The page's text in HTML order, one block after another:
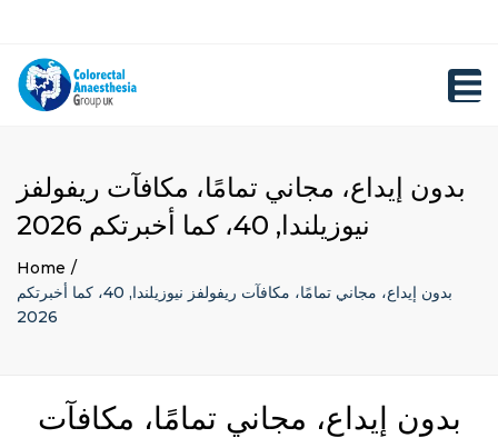
بدون إيداع، مجاني تمامًا، مكافآت ريفولفز
نيوزيلندا, 40، كما أخبرتكم 2026
Home
بدون إيداع، مجاني تمامًا، مكافآت ريفولفز نيوزيلندا, 40، كما أخبرتكم
2026
بدون إيداع، مجاني تمامًا، مكافآت